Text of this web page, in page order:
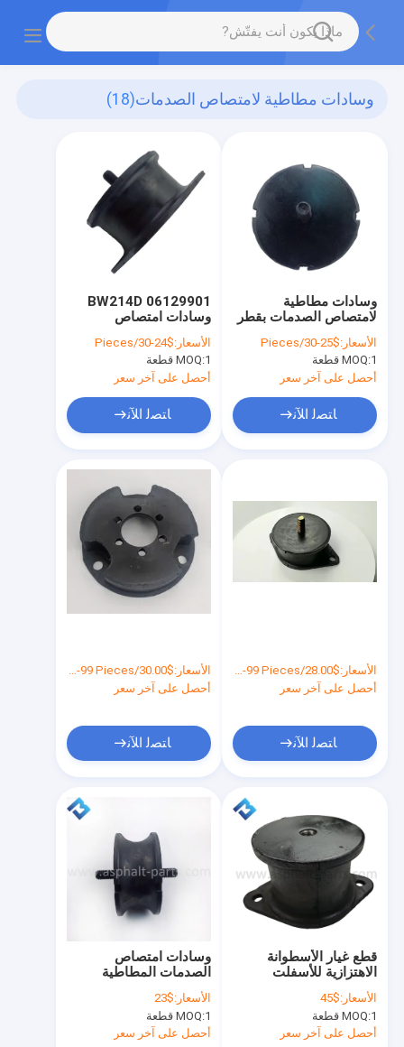
وسادات مطاطية لامتصاص الصدمات(18)
06129901 BW214D
وسادات امتصاص
الصدمات المطاطية
BOMAG Road Roller
Use
الأسعار:$24-30/Pieces
MOQ:1 قطعة
أحصل على آخر سعر
ﺎﺘﺼﻟ ﺍﻶﻧ
وسادات مطاطية
لامتصاص الصدمات بقطر
لكرات الطرق Bomag
الأسعار:$25-30/Pieces
MOQ:1 قطعة
أحصل على آخر سعر
ﺎﺘﺼﻟ ﺍﻶﻧ
الأسعار:$30.00/Pieces 1-99 Pieces
أحصل على آخر سعر
ﺎﺘﺼﻟ ﺍﻶﻧ
الأسعار:$28.00/Pieces 1-99 Pieces
أحصل على آخر سعر
ﺎﺘﺼﻟ ﺍﻶﻧ
وسادات امتصاص
الصدمات المطاطية
Benit Black 06118312
06118705 450104
لمدحلة الطريق
BNT0302
الأسعار:$23
MOQ:1 قطعة
أحصل على آخر سعر
قطع غيار الأسطوانة
الاهتزازية للأسفلت
وسادات امتصاص
الصدمات المطاطية
4700391985
الأسعار:$45
MOQ:1 قطعة
أحصل على آخر سعر